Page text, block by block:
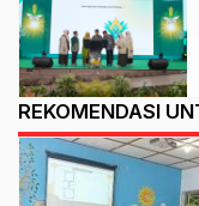
REKOMENDASI